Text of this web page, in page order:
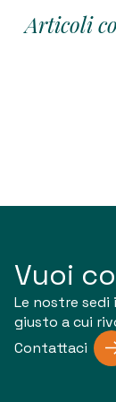
Articoli
Vuoi
Le nostre
giusto a cui
Contattaci